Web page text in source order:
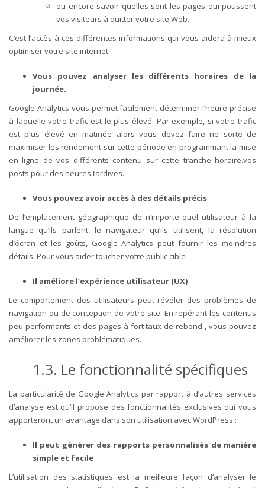
ou encore savoir quelles sont les pages qui poussent
vos visiteurs à quitter votre site Web.
C’est l’accès à ces différentes informations qui vous aidera à mieux
optimiser votre site internet.
Vous pouvez analyser les différents horaires de la
journée.
Google Analytics vous permet facilement déterminer l’heure précise
à laquelle votre trafic est le plus élevé. Par exemple, si votre trafic
est plus élevé en matinée alors vous devez faire ne sorte de
maximiser les rendement sur cette période en programmant la mise
en ligne de vos différents contenu sur cette tranche horaire.vos
posts pour des heures tardives.
Vous pouvez avoir accès à des détails précis
De l’emplacement géographique de n’importe quel utilisateur à la
langue qu’ils parlent, le navigateur qu’ils utilisent, la résolution
d’écran et les goûts, Google Analytics peut fournir les moindres
détails. Pour vous aider toucher votre public cible
Il améliore l’expérience utilisateur (UX)
Le comportement des utilisateurs peut révéler des problèmes de
navigation ou de conception de votre site. En repérant les contenus
peu performants et des pages à fort taux de rebond , vous pouvez
améliorer les zones problématiques.
1.3. Le fonctionnalité spécifiques
La particularité de Google Analytics par rapport à d’autres services
d’analyse est qu’il propose des fonctionnalités exclusives qui vous
apporteront un avantage dans son utilisation avec WordPress :
Il peut générer des rapports personnalisés de manière
simple et facile
L’utilisation des statistiques est la meilleure façon d’analyser le